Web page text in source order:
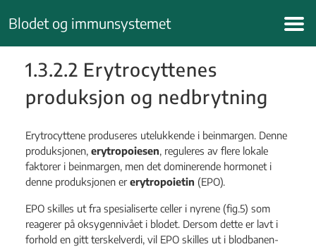
Blodet og immunsystemet
1.3.2.2 Erytrocyttenes
produksjon og nedbrytning
Erytrocyttene produseres utelukkende i beinmargen. Denne
produksjonen, erytropoiesen, reguleres av flere lokale
faktorer i beinmargen, men det dominerende hormonet i
denne produksjonen ererytropoietin (EPO).
EPO skilles ut fra spesialiserte celler i nyrene (fig.5) som
reagerer på oksygennivået i blodet. Dersom dette er lavt i
forhold en gitt terskelverdi, vil EPO skilles ut i blodbanen-